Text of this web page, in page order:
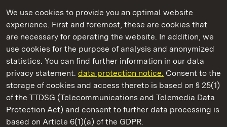
We use cookies to provide you an optimal website
experience. First and foremost, these are cookies that
are necessary for operating the website. In addition, we
use cookies for the purpose of analysis and anonymized
statistics. You can find further information in our data
privacy statement. data protection notice. Consent to the
storage of cookies and access thereto is based on § 25(1)
of the TTDSG (Telecommunications and Telemedia Data
Protection Act) and consent to further data processing is
based on Article 6(1)(a) of the GDPR.
State Palaces and Gardens of Baden-Wuerttemberg
Maulbronn Monastery